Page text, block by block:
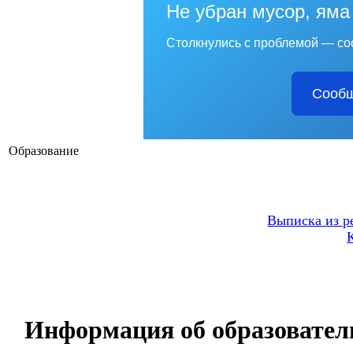
Не убран мусор, яма
Столкнулись с проблемой —
Образование
Выписка из
Информация об